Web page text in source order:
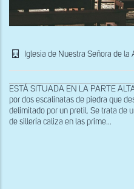
Iglesia de Nuestra Señora de la
ESTÁ SITUADA EN LA PARTE
por dos escalinatas de piedra que
delimitado por un pretil. Se trata de
de sillería caliza en las prime...